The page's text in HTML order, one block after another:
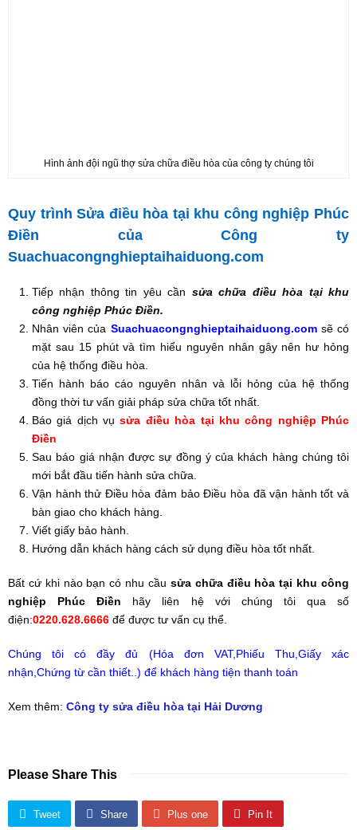
Hình ảnh đội ngũ thợ sửa chữa điều hòa của công ty chúng tôi
Quy trình Sửa điều hòa tại khu công nghiệp Phúc
Điền của Công ty
Suachuacongnghieptaihaiduong.com
Tiếp nhận thông tin yêu cần sửa chữa điều hòa tại khu
công nghiệp Phúc Điền.
Nhân viên của Suachuacongnghieptaihaiduong.comsẽ có
mặt sau 15 phút và tìm hiểu nguyên nhân gây nên hư hỏng
của hệ thống điều hòa.
Tiến hành báo cáo nguyên nhân và lỗi hỏng của hệ thống
đồng thời tư vấn giải pháp sửa chữa tốt nhất.
Báo giá dịch vụsửa điều hòa tại khu công nghiệp Phúc
Điền
Sau báo giá nhận được sự đồng ý của khách hàng chúng tôi
mới bắt đầu tiến hành sửa chữa.
Vận hành thử Điều hòa đảm bảo Điều hòa đã vận hành tốt và
bàn giao cho khách hàng.
Viết giấy bảo hành.
Hướng dẫn khách hàng cách sử dụng điều hòa tốt nhất.
Bất cứ khi nào bạn có nhu cầu sửa chữa điều hòa tại khu công
nghiệp Phúc Điền hãy liên hệ với chúng tôi qua số
điện:0220.628.6666 để được tư vấn cụ thể.
Chúng tôi có đầy đủ (Hóa đơn VAT,Phiếu Thu,Giấy xác
nhận,Chứng từ cần thiết..) để khách hàng tiện thanh toán
Xem thêm: Công ty sửa điều hòa tại Hải Dương
Please Share This
Tweet Share Plus one Pin It